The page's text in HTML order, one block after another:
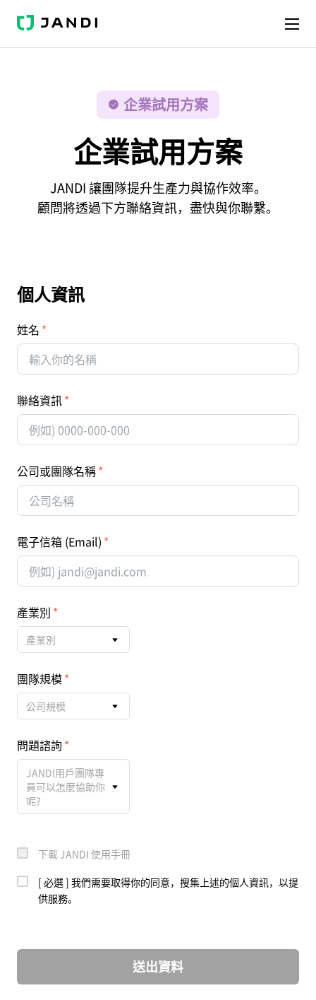
J
N
企業試用方案
企業試用方案
JANDI 讓團隊提升生產力與協作效率。
顧問將透過下方聯絡資訊，盡快與你聯繫。
個人資訊
姓名
聯絡資訊
公司或團隊名稱
電子信箱 (Email)
產業別
產業別
團隊規模
公司規模
問題諮詢
JANDI用戶團隊專
員可以怎麼協助你
呢?
下載 JANDI 使用手冊
[ 必選 ] 我們需要取得你的同意，搜集上述的個人資訊，以提
供服務。
送出資料